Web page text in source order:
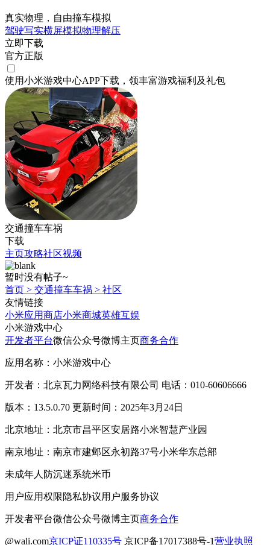
真实物理，自由撞车模拟
驾驶写实横屏模拟物理解压
立即下载
官方正版
使用小米游戏中心APP下载 ，领丰富游戏福利 及礼包
交通撞车车祸
下载
主页攻略社区视频
暂时没有帖子~
首页 > 交通撞车车祸 > 社区
友情链接
小米应用商店小米商城英雄互娱
小米游戏中心
开发者平台微信公众号微博主页商务合作
应用名称：小米游戏中心
开发者：北京瓦力网络科技有限公司 电话：010-60606666
版本：13.5.0.70 更新时间：2025年3月24日
北京地址：北京市昌平区安居路小米智慧产业园
南京地址：南京市建邺区永初路37号小米华东总部
未成年人防沉迷系统米币
用户应用权限隐私协议用户服务协议
开发者平台微信公众号微博主页商务合作
@wali.com京ICP证110335号 京ICP备17017388号-1营业执照